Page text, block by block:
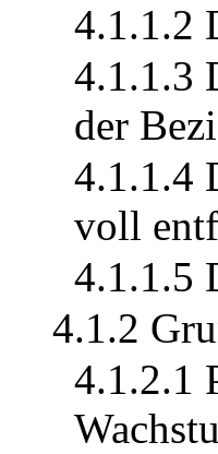
4.1.1.2
4.1.1.3
der
4.1.1.4
voll
4.1.1.5
4.1.2
4.1.2.1